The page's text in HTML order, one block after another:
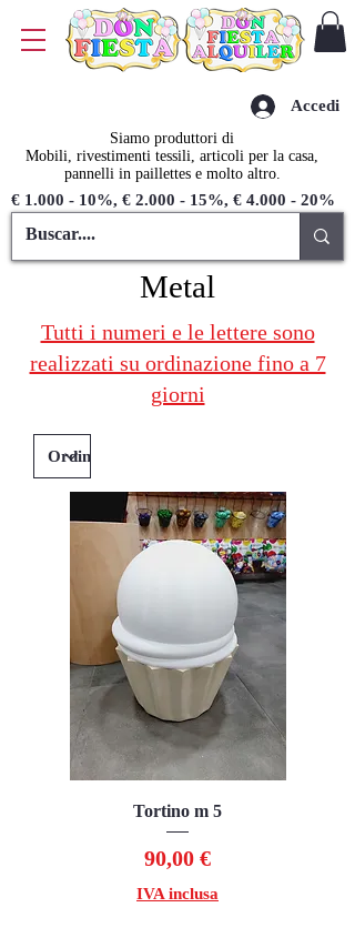
Siamo produttori di
Mobili, rivestimenti tessili, articoli per la casa,
pannelli in paillettes e molto altro.
€ 1.000 - 10%, € 2.000 - 15%, € 4.000 - 20%
Accedi
Metal
Tutti i numeri e le lettere sono
realizzati su ordinazione fino a 7
giorni
Tortino m 5
Prezzo
90,00 €
IVA inclusa